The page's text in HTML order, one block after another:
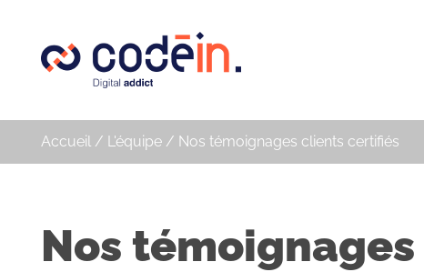
Accueil / L'équipe / Nos témoignages clients certifiés
Nos